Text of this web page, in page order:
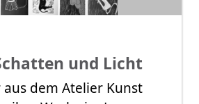
und Licht
dem Atelier Kunst